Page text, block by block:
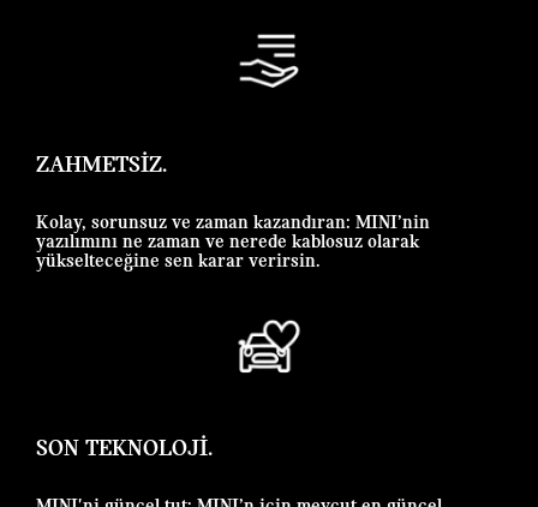
ZAHMETSIZ.
Kolay, sorunsuz ve zaman kazandıran: MINI’nin
yazılımını ne zaman ve nerede kablosuz olarak
yükselteceğine sen karar verirsin.
SON TEKNOLOJİ.